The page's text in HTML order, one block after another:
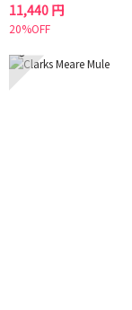
11,440 円
20%OFF
5